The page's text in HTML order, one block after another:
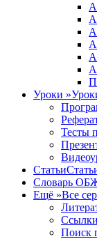
Уроки »
Тесты
Статьи
Словарь
Ещё »Все
Ссылки
Поиск